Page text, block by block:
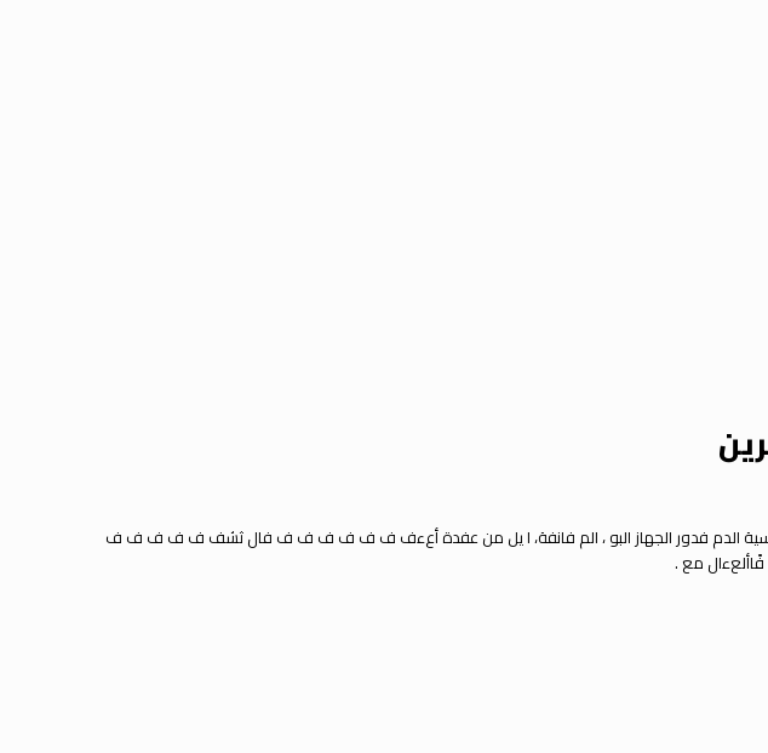
فدور الجهاز البو، الم فانفة، ايل من عفدة أعءف ف ف ف ف ف ف فال ثشف ف ف ف ف ف
فاألعءال مع .